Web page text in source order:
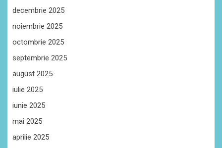
decembrie 2025
noiembrie 2025
octombrie 2025
septembrie 2025
august 2025
iulie 2025
iunie 2025
mai 2025
aprilie 2025